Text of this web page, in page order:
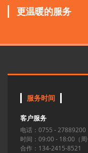
更温暖的服务
服务时间
客户服务
电话：0755 - 27889200
时间：09:00 - 18:00（周
合作：134-2415-8521